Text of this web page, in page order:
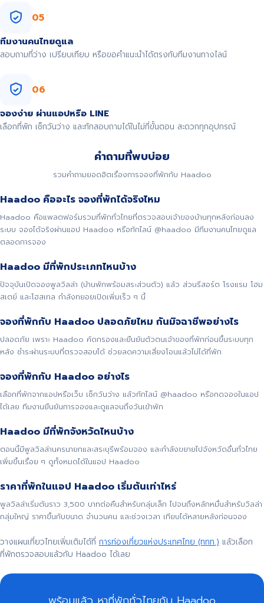
05
ทีมงานคนไทยดูแล
สอบถามที่ว่าง เปรียบเทียบ หรือขอคำแนะนำได้ตรงกับทีมงานทางไลน์
06
จองง่าย ผ่านแอปหรือ LINE
เลือกที่พัก เช็กวันว่าง และทักสอบถามได้ในไม่กี่ขั้นตอน สะดวกทุกอุปกรณ์
คำถามที่พบบ่อย
รวมคำถามยอดฮิตเรื่องการจองที่พักกับ Haadoo
Haadoo คืออะไร จองที่พักได้จริงไหม
Haadoo คือแพลตฟอร์มรวมที่พักทั่วไทยที่ตรวจสอบเจ้าของบ้านทุกหลังก่อนลง
ระบบ จองได้จริงผ่านแอป Haadoo หรือทักไลน์ @haadoo มีทีมงานคนไทยดูแล
ตลอดการจอง
Haadoo มีที่พักประเภทไหนบ้าง
ปัจจุบันเปิดจองพูลวิลล่า (บ้านพักพร้อมสระส่วนตัว) แล้ว ส่วนรีสอร์ต โรงแรม โฮม
สเตย์ และโฮสเทล กำลังทยอยเปิดเพิ่มเร็ว ๆ นี้
จองที่พักกับ Haadoo ปลอดภัยไหม กันมิจฉาชีพอย่างไร
ปลอดภัย เพราะ Haadoo คัดกรองและยืนยันตัวตนเจ้าของที่พักก่อนขึ้นระบบทุก
หลัง ชำระผ่านระบบที่ตรวจสอบได้ ช่วยลดความเสี่ยงโอนแล้วไม่ได้ที่พัก
จองที่พักกับ Haadoo อย่างไร
เลือกที่พักจากแอปหรือเว็บ เช็กวันว่าง แล้วทักไลน์ @haadoo หรือกดจองในแอป
ได้เลย ทีมงานยืนยันการจองและดูแลจนถึงวันเข้าพัก
Haadoo มีที่พักจังหวัดไหนบ้าง
ตอนนี้มีพูลวิลล่านครนายกและสระบุรีพร้อมจอง และกำลังขยายไปจังหวัดอื่นทั่วไทย
เพิ่มขึ้นเรื่อย ๆ ดูทั้งหมดได้ในแอป Haadoo
ราคาที่พักในแอป Haadoo เริ่มต้นเท่าไหร่
พูลวิลล่าเริ่มต้นราว 3,500 บาทต่อคืนสำหรับกลุ่มเล็ก ไปจนถึงหลักหมื่นสำหรับวิลล่า
กลุ่มใหญ่ ราคาขึ้นกับขนาด จำนวนคน และช่วงเวลา เทียบได้หลายหลังก่อนจอง
วางแผนเที่ยวไทยเพิ่มเติมได้ที่ การท่องเที่ยวแห่งประเทศไทย (ททท.) แล้วเลือก
ที่พักตรวจสอบแล้วกับ Haadoo ได้เลย